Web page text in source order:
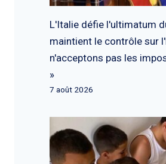
L'Italie défie l'ultimatum
maintient le contrôle sur
n'acceptons pas les
»
7 août 2026